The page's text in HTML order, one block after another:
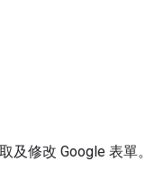
及修改 Google 表單。